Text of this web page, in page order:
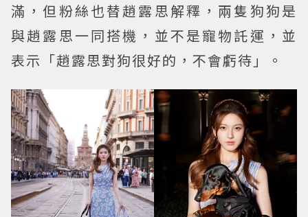
滿，但粉絲也替趙露思解釋，兩隻狗狗是
與趙露思一同搭機，並不是寵物託運，並
表示「趙露思對狗很好的，不會虧待」。